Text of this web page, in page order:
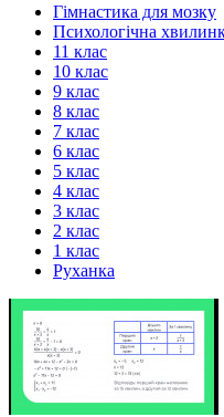
Гімнастика для мозку
Психологічна
11 клас
10 клас
9 клас
8 клас
7 клас
6 клас
5 клас
4 клас
3 клас
2 клас
1 клас
Руханка